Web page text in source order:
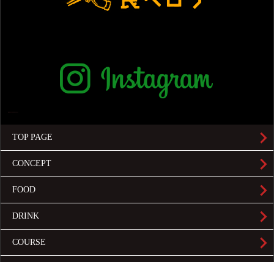
TOP PAGE
CONCEPT
FOOD
DRINK
COURSE